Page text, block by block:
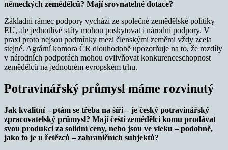
německých zemědělců? Mají srovnatelné dotace?
Základní rámec podpory vychází ze společné zemědělské politiky
EU, ale jednotlivé státy mohou poskytovat i národní podpory. V
praxi proto nejsou podmínky mezi členskými zeměmi vždy zcela
stejné. Agrární komora ČR dlouhodobě upozorňuje na to, že rozdíly
v národních podporách mohou ovlivňovat konkurenceschopnost
zemědělců na jednotném evropském trhu.
Potravinářský průmysl máme rozvinutý
Jak kvalitní – ptám se třeba na šíři – je český potravinářský
zpracovatelský průmysl? Mají čeští zemědělci komu prodávat
svou produkci za solidní ceny, nebo jsou ve vleku – podobně,
jako to je u řetězců – zahraničních subjektů?